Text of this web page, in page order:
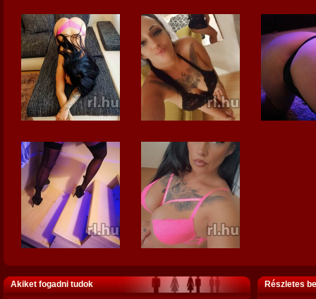
Akiket fogadni tudok Részletes